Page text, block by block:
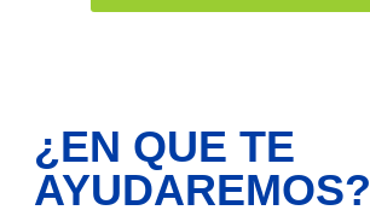
¿EN QUE TE
AYUDAREMOS?